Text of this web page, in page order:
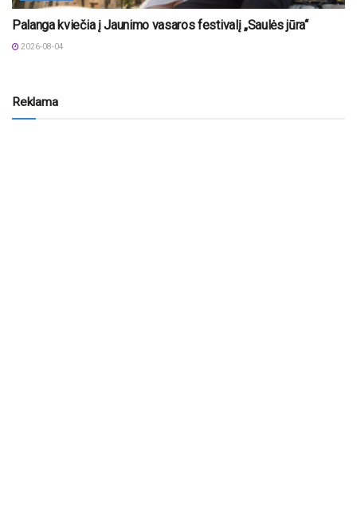
Palanga kviečia į Jaunimo vasaros festivalį „Saulės jūra“
2026-08-04
Reklama